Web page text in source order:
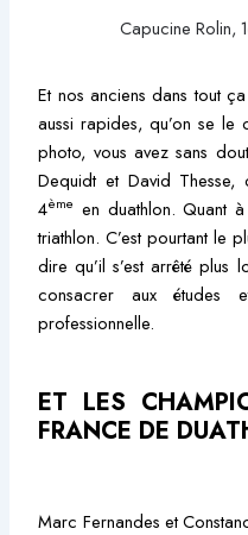
Capucine Rolin,
Et nos anciens dans tout
aussi rapides, qu’on se
photo, vous avez sans
Dequidt et David Thesse,
4ème en duathlon. Quant
triathlon. C’est pourtant le
dire qu’il s’est arrêté plus
consacrer aux
professionnelle.
ET LES
FRANCE DE
Marc Fernandes et